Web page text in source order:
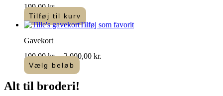
199,00kr.
Tilføj til kurv
Tilføj som favorit
Gavekort
100,00kr. – 2.000,00 kr.
Vælg beløb
Dette
vare
har
Alt til broderi!​